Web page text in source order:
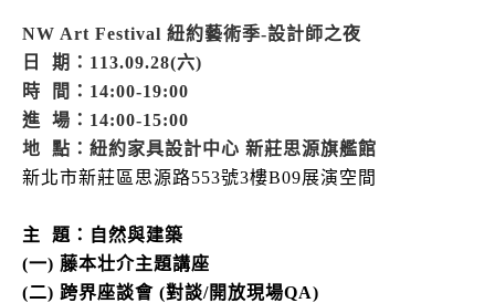
NW Art Festival 紐約藝術季-設計師之夜
日 期：113.09.28(六)
時 間：14:00-19:00
進 場：14:00-15:00
地 點：紐約家具設計中心 新莊思源旗艦館
新北市新莊區思源路553號3樓B09展演空間
主 題：自然與建築
(一) 藤本壮介主題講座
(二) 跨界座談會 (對談/開放現場QA)